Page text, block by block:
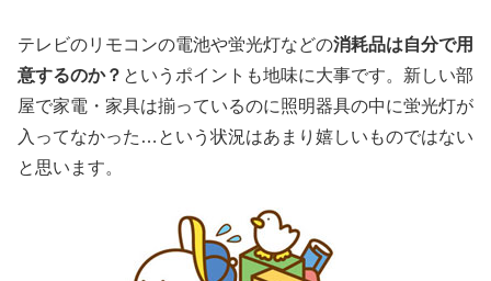
テレビのリモコンの電池や蛍光灯などの消耗品は自分で用
意するのか？ というポイントも地味に大事です。新しい部
屋で家電・家具は揃っているのに照明器具の中に蛍光灯が
入ってなかった…という状況はあまり嬉しいものではない
と思います。